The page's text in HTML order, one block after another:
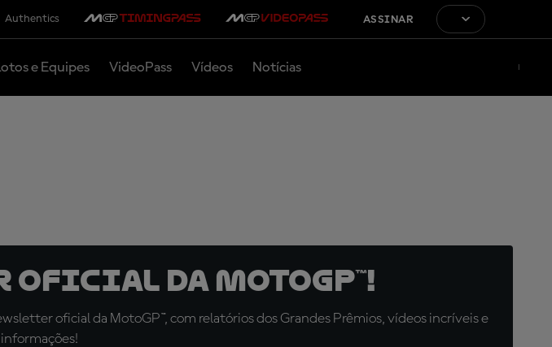
Authentics ASSINAR
e Equipes VideoPass Vídeos Notícias
oficial da MotoGP™!
oficial da MotoGP™, com relatórios dos Grandes Prêmios, vídeos incríveis e